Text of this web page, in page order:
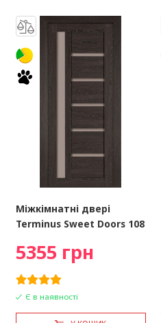
Міжкімнатні двері
Terminus Sweet Doors 108
5355 грн
Є в наявності